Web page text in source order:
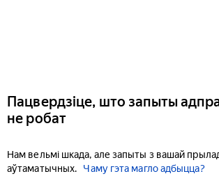
Пацвердзіце, што запыты
не робат
Нам вельмі шкада, але запыты з вашай
аўтаматычных.
Чаму гэта магло адбыцца?